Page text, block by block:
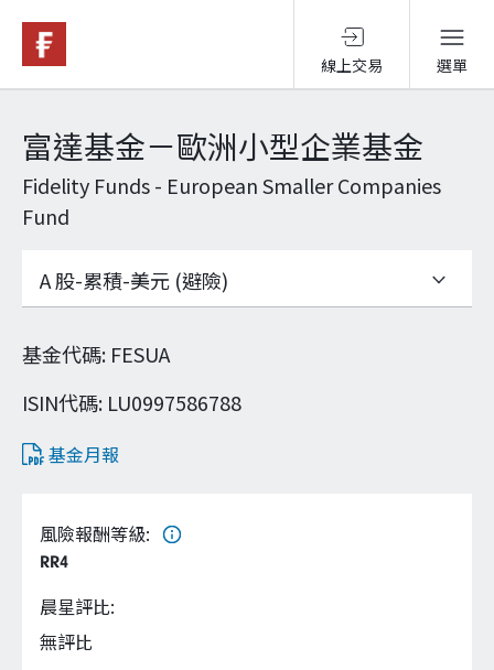
線上交易 選單
基金與配息
永續投資
投資洞見
投資解決方案
客戶服務
富達基金－歐洲小型企業基金
Fidelity Funds - European Smaller Companies
Fund
基金代碼: FESUA
ISIN代碼: LU0997586788
基金月報
風險報酬等級:
RR4
晨星評比:
無評比